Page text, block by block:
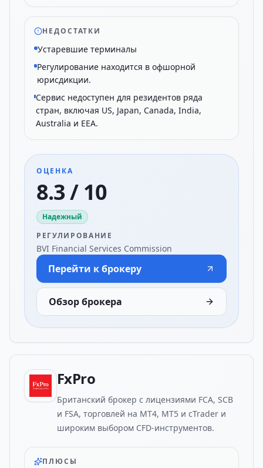
НЕДОСТАТКИ
Устаревшие терминалы
Регулирование находится в офшорной
юрисдикции.
Сервис недоступен для резидентов ряда
стран, включая US, Japan, Canada, India,
Australia и EEA.
ОЦЕНКА
8.3 / 10
Надежный
РЕГУЛИРОВАНИЕ
BVI Financial Services Commission
Перейти к брокеру
Обзор брокера
FxPro
Британский брокер с лицензиями FCA, SCB
и FSA, торговлей на MT4, MT5 и cTrader и
широким выбором CFD-инструментов.
ПЛЮСЫ